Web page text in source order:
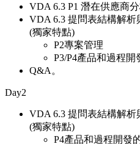
VDA 6.3 P1 潛在供應商
VDA 6.3 提問表結構解析
(獨家特點)
P2專案管理
P3/P4產品和過程開
Q&A。
Day2
VDA 6.3 提問表結構解析
(獨家特點)
P4產品和過程開發